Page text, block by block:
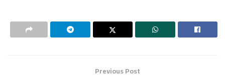
Previous Post